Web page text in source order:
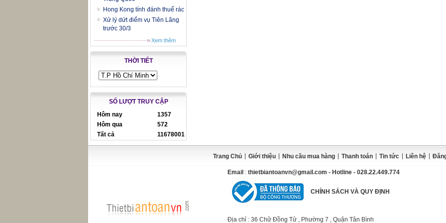
Hong Kong tính đánh thuế rác
Xử lý dứt điểm vụ Tiên Lãng
trước 30/3
Xem thêm
THỜI TIẾT
SỐ LƯỢT TRUY CẬP
Hôm nay
1357
Hôm qua
572
Tất cả
11678001
Trang Chủ Giới thiệu Nhu cầu mua hàng Thanh toán Tin tức Liên hệ
Email : thietbiantoanvn@gmail.com - Hotline - 028.22.449.774
CHÍNH SÁCH VÀ QUY ĐỊNH
Địa chỉ : 36 Chữ Đồng Tử , Phường 7 , Quận Tân Bình